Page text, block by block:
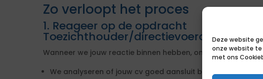
Deze website
onze website
met ons
Zo verloopt het proces
1. Reageer op de opdracht
Toezichthouder/directievoerder
Wanneer we jouw reactie binnen hebben, ondernemen we
We analyseren of jouw cv goed aansluit bij de opdracht